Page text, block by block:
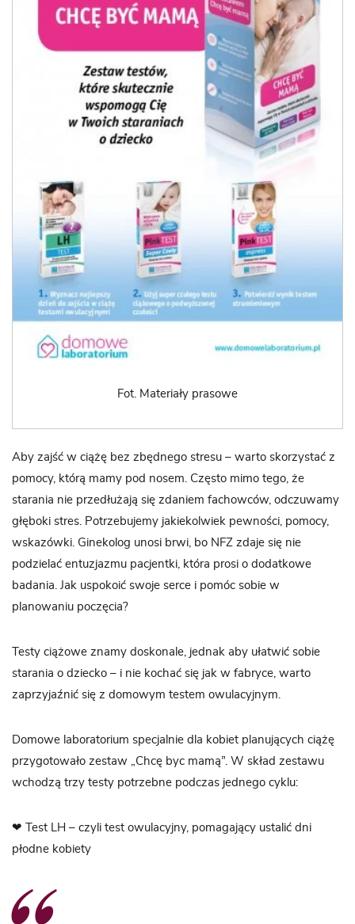
Fot. Materiały prasowe
Aby zajść w ciążę bez zbędnego stresu – warto skorzystać z
pomocy, którą mamy pod nosem. Często mimo tego, że
starania nie przedłużają się zdaniem fachowców, odczuwamy
głęboki stres. Potrzebujemy jakiekolwiek pewności, pomocy,
wskazówki. Ginekolog unosi brwi, bo NFZ zdaje się nie
podzielać entuzjazmu pacjentki, która prosi o dodatkowe
badania. Jak uspokoić swoje serce i pomóc sobie w
planowaniu poczęcia?
Testy ciążowe znamy doskonale, jednak aby ułatwić sobie
starania o dziecko – i nie kochać się jak w fabryce, warto
zaprzyjaźnić się z domowym testem owulacyjnym.
Domowe laboratorium specjalnie dla kobiet planujących ciążę
przygotowało zestaw „Chcę byc mamą”. W skład zestawu
wchodzą trzy testy potrzebne podczas jednego cyklu:
❤ Test LH – czyli test owulacyjny, pomagający ustalić dni
płodne kobiety